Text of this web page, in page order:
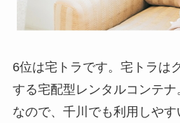
6位は宅トラです。宅トラは
する宅配型レンタルコンテ
なので、千川でも利用しや